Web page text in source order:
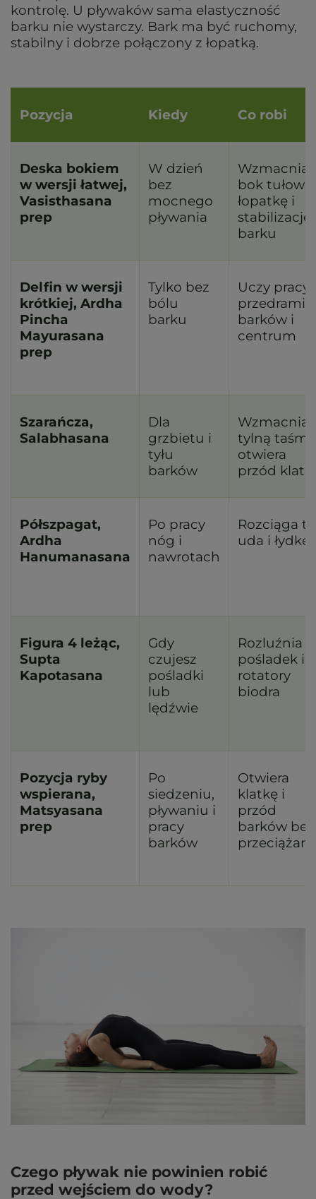
kontrolę. U pływaków sama elastyczność
barku nie wystarczy. Bark ma być ruchomy,
stabilny i dobrze połączony z łopatką.
Pozycja Kiedy Co robi
Deska bokiem
w wersji łatwej,
Vasisthasana
prep
W dzień
bez
mocnego
pływania
Wzmacnia
bok
łopatkę i
stabilizację
barku
Delfin w wersji
krótkiej, Ardha
Pincha
Mayurasana
prep
Tylko bez
bólu
barku
Uczy pracy
barków i
centrum
Szarańcza,
Salabhasana
Dla
grzbietu i
tyłu
barków
Wzmacnia
tylną
otwiera
przód klatki
Półszpagat,
Ardha
Hanumanasana
Po pracy
nóg i
nawrotach
Rozciąga
uda i łydkę
Figura 4 leżąc,
Supta
Kapotasana
Gdy
czujesz
pośladki
lub
lędźwie
Rozluźnia
pośladek i
rotatory
biodra
Pozycja ryby
wspierana,
Matsyasana
prep
Po
siedzeniu,
pływaniu i
pracy
barków
Otwiera
klatkę i
przód
barków bez
Czego pływak nie powinien robić
przed wejściem do wody?